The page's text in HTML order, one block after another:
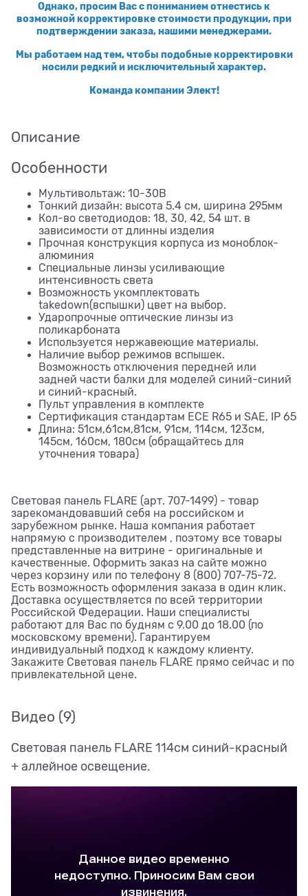
Однако, просим Вас с пониманием отнестись к
возможной корректировке стоимости продукции, при
подтверждении заказа, нашими менеджерами.
Мы работаем над тем, чтобы подобные корректировки
носили редкий и исключительный характер.
Команда компании Элект!
Описание
Особенности
Мультивольтаж: 10-30В
Тонкий дизайн: высота 5.4 см, ширина 295мм
Кол-во светодиодов: 18, 30, 42, 54 шт. в
зависимости от длинны изделия
Прочная конструкция корпуса из моноблок-
алюминия
Cпециальные линзы усиливающие
интенсивность света
Возможность укомплектовать
takedown(вспышки) цвет на выбор.
Ударопрочные оптические линзы из
поликарбоната
Используется нержавеющие материалы.
Наличие выбор режимов вспышек.
Возможность отключения передней или
задней части балки для моделей синий-синий
и синий-красный.
Пульт управления в комплекте
Сертификация стандартам ECE R65 и SAE, IP 65
Длина: 51см,61см,81см, 91см, 114см, 123см,
145см, 160см, 180см (обращайтесь для
уточнения товара)
Световая панель FLARE (арт. 707-1499) - товар
зарекомандовавший себя на российском и
зарубежном рынке. Наша компания работает
напрямую с производителем , поэтому все товары
представленные на витрине - оригинальные и
качественные. Оформить заказ на сайте можно
через корзину или по телефону 8 (800) 707-75-72.
Есть возможность оформления заказа в один клик.
Доставка осуществляется по всей территории
Российской Федерации. Наши специалисты
работают для Вас по будням с 9.00 до 18.00 (по
московскому времени). Гарантируем
индивидуальный подход к каждому клиенту.
Закажите Световая панель FLARE прямо сейчас и по
привлекательной цене.
Видео (9)
Световая панель FLARE 114см синий-красный
+ аллейное освещение.